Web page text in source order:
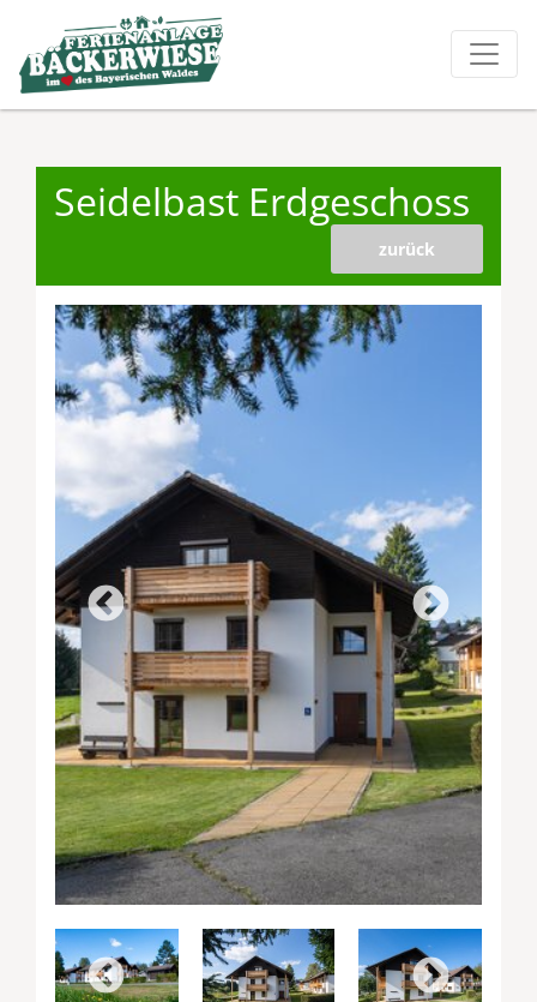
Seidelbast Erdgeschoss
zurück